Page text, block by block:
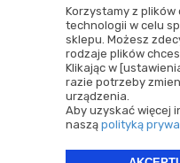
Korzystamy z
technologii w celu
sklepu. Możesz
rodzaje plików
Klikając w
razie potrzeby
urządzenia.
Aby uzyskać więcej
naszą polityką
Nomos Sp. z
ul. Agrestowa
83-010